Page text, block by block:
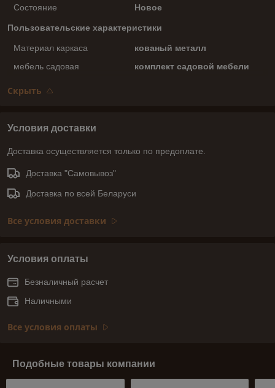
Состояние
Новое
Пользовательские характеристики
Материал каркаса
кованый металл
мебель садовая
комплект садовой мебели
Скрыть
Условия доставки
Доставка осуществляется только по предоплате.
Доставка "Самовывоз"
Доставка по всей Беларуси
Все условия доставки
Условия оплаты
Безналичный расчет
Наличными
Все условия оплаты
Подобные товары компании